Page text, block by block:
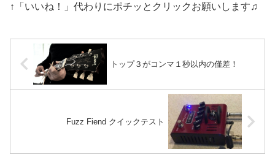
↑「いいね！」代わりにポチッとクリックお願いします♫
トップ３がコンマ１秒以内の僅差！
Fuzz Fiend クイックテスト